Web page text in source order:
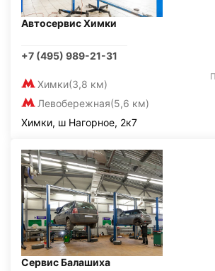
Автосервис Химки
+7 (495) 989-21-31
Химки(3,8 км)
Левобережная(5,6 км)
Химки, ш Нагорное, 2к7
Сервис Балашиха